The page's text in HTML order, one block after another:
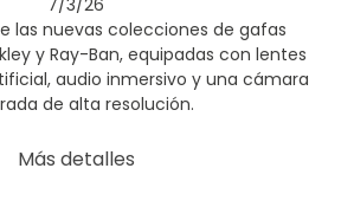
las nuevas colecciones de gafas
y Ray-Ban, equipadas con lentes
audio inmersivo y una cámara
de alta resolución.
Más detalles